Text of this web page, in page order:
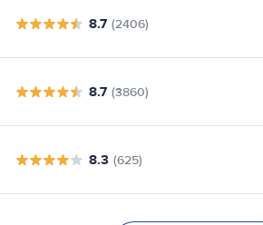
8.7 (2406)
8.7 (3860)
8.3 (625)